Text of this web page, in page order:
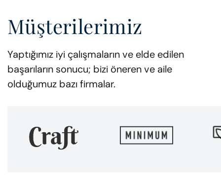
Müşterilerimiz
Yaptığımız iyi çalışmaların ve elde edilen
başarıların sonucu; bizi öneren ve aile
olduğumuz bazı firmalar.